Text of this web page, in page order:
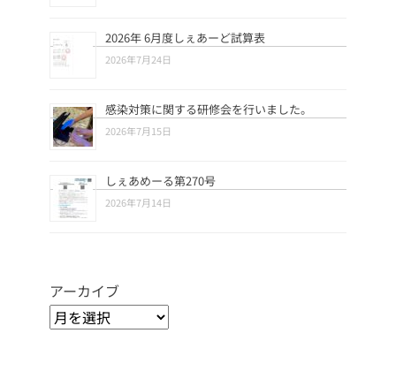
2026年 6月度しぇあーど試算表
2026年7月24日
感染対策に関する研修会を行いました。
2026年7月15日
しぇあめーる第270号
2026年7月14日
アーカイブ